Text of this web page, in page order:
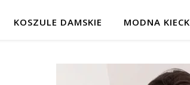
KOSZULE DAMSKIE MODNA